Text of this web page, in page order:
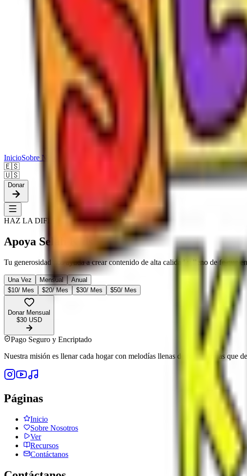
InicioSobre Nosotros Blog
Recursos
🇪🇸
🇺🇸
Donar
HAZ LA DIFERENCIA
Apoya Selah Kids
Tu generosidad nos ayuda a crear contenido de alta calidad y lleno de fe que
Una Vez Mensual
Anual
$10/ Mes $20/ Mes $30/ Mes $50/ Mes
Donar Mensual
$30USD
Pago Seguro y Encriptado
Nuestra misión es llenar cada hogar con melodías llenas de fe e historias que
Páginas
Inicio
Sobre Nosotros
Ver
Recursos
Contáctanos